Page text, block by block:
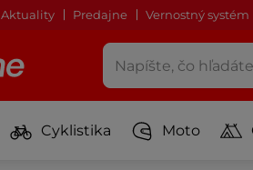
Aktuality Predajne Vernostný systém
Cyklistika Moto